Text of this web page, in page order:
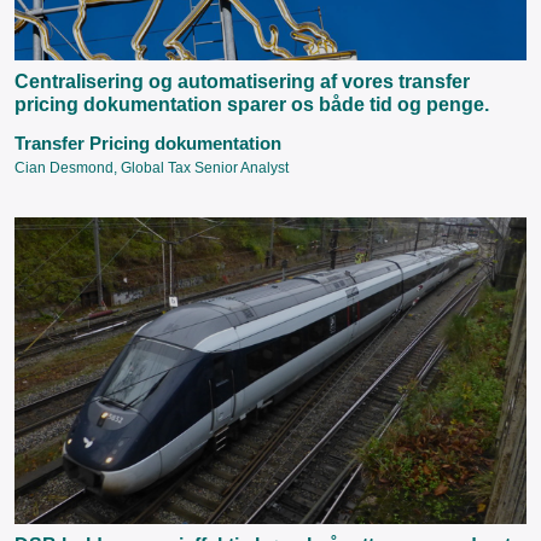
Centralisering og automatisering af vores transfer
pricing dokumentation sparer os både tid og penge.
Transfer Pricing dokumentation
Cian Desmond, Global Tax Senior Analyst